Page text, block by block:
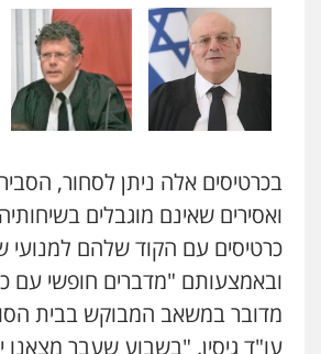
בכרטיסים אלה ניתן לסחור,
ואסירים שאינם מוגבלים
כרטיסים עם הקוד שלהם למנועי
ובאמצעותם "מדברים חופשי עם
מדובר במשאב המבוקש בבית